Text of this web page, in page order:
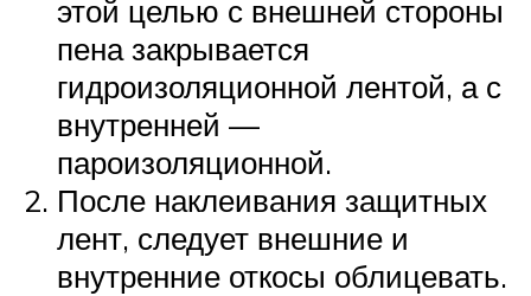
этой целью с внешней стороны
пена закрывается
гидроизоляционной лентой, а с
внутренней —
пароизоляционной.
После наклеивания защитных
лент, следует внешние и
внутренние откосы облицевать.